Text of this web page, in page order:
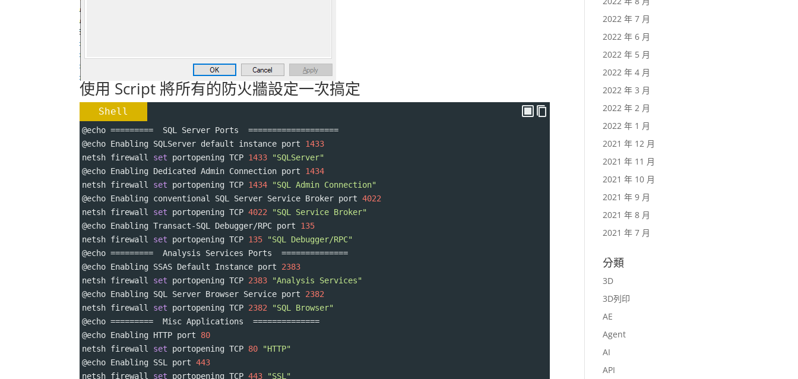
使用 Script 將所有的防火牆設定一次搞定
Shell
@echo =========
  SQL Server Ports
===================
@echo Enabling SQLServer default instance port 1433
netsh firewall set portopening TCP 1433
"SQLServer"
@echo Enabling Dedicated Admin Connection port 1434
netsh firewall set portopening TCP 1434
"SQL Admin Connection"
@echo Enabling conventional SQL Server Service Broker port 4022
netsh firewall set portopening TCP 4022
"SQL Service Broker"
@echo Enabling Transact-SQL Debugger/RPC port 135
netsh firewall set portopening TCP 135
"SQL Debugger/RPC"
@echo =========
  Analysis Services Ports
==============
@echo Enabling SSAS Default Instance port 2383
netsh firewall set portopening TCP 2383
"Analysis Services"
@echo Enabling SQL Server Browser Service port 2382
netsh firewall set portopening TCP 2382
"SQL Browser"
@echo =========
  Misc Applications
==============
@echo Enabling HTTP port 80
netsh firewall set portopening TCP 80
"HTTP"
@echo Enabling SSL port 443
netsh firewall set portopening TCP 443 "SSL"
2022 年 7 月
2022 年 6 月
2022 年 5 月
2022 年 4 月
2022 年 3 月
2022 年 2 月
2022 年 1 月
2021 年 12 月
2021 年 11 月
2021 年 10 月
2021 年 9 月
2021 年 8 月
2021 年 7 月
分類
3D
3D列印
AE
Agent
AI
API